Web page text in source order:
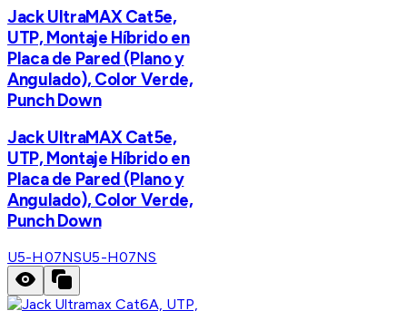
Jack UltraMAX Cat5e,
UTP, Montaje Híbrido en
Placa de Pared (Plano y
Angulado), Color Verde,
Punch Down
Jack UltraMAX Cat5e,
UTP, Montaje Híbrido en
Placa de Pared (Plano y
Angulado), Color Verde,
Punch Down
U5-H07NSU5-H07NS